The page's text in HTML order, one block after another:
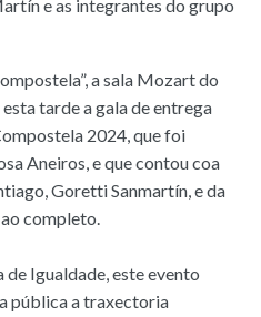
e as integrantes do grupo
a sala Mozart do
tarde a gala de entrega
2024, que foi
Aneiros, e que contou coa
Goretti Sanmartín, e da
completo.
Igualdade, este evento
pública a traxectoria